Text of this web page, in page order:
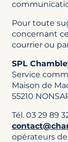
Pour toute
concernant
courrier ou
SPL
Service
Maison de
55210
Tél. 03 29 89
opérateurs